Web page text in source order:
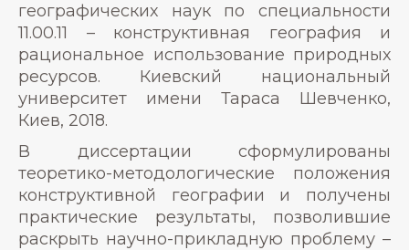
географических наук по специальности
11.00.11 – конструктивная география и
рациональное использование природных
ресурсов. Киевский национальный
университет имени Тараса Шевченко,
Киев, 2018.
В диссертации сформулированы
теоретико-методологические положения
конструктивной географии и получены
практические результаты, позволившие
раскрыть научно-прикладную проблему –